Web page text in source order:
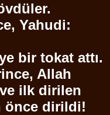
Yahudi:
bir tokat attı.
Allah
ilk dirilen
önce dirildi!